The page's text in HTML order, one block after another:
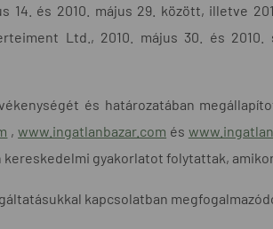
14. és 2010. május 29. között, illetve
Ltd., 2010. május 30. és
és határozatában
,www.ingatlanbazar.com és
gyakorlatot folytattak,
kapcsolatban